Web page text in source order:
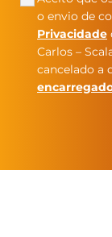
o envio de
Privacidade
Carlos –
cancelado a